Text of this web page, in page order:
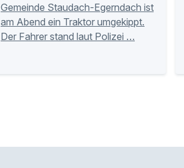
Gemeinde Staudach-Egerndach ist
am Abend ein Traktor umgekippt.
Der Fahrer stand laut Polizei …